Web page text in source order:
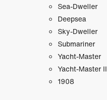
Sea‑Dweller
Deepsea
Sky‑Dweller
Submariner
Yacht‑Master
Yacht‑Master II
1908